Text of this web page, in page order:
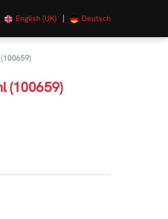
English (UK) | Deutsch
(100659)